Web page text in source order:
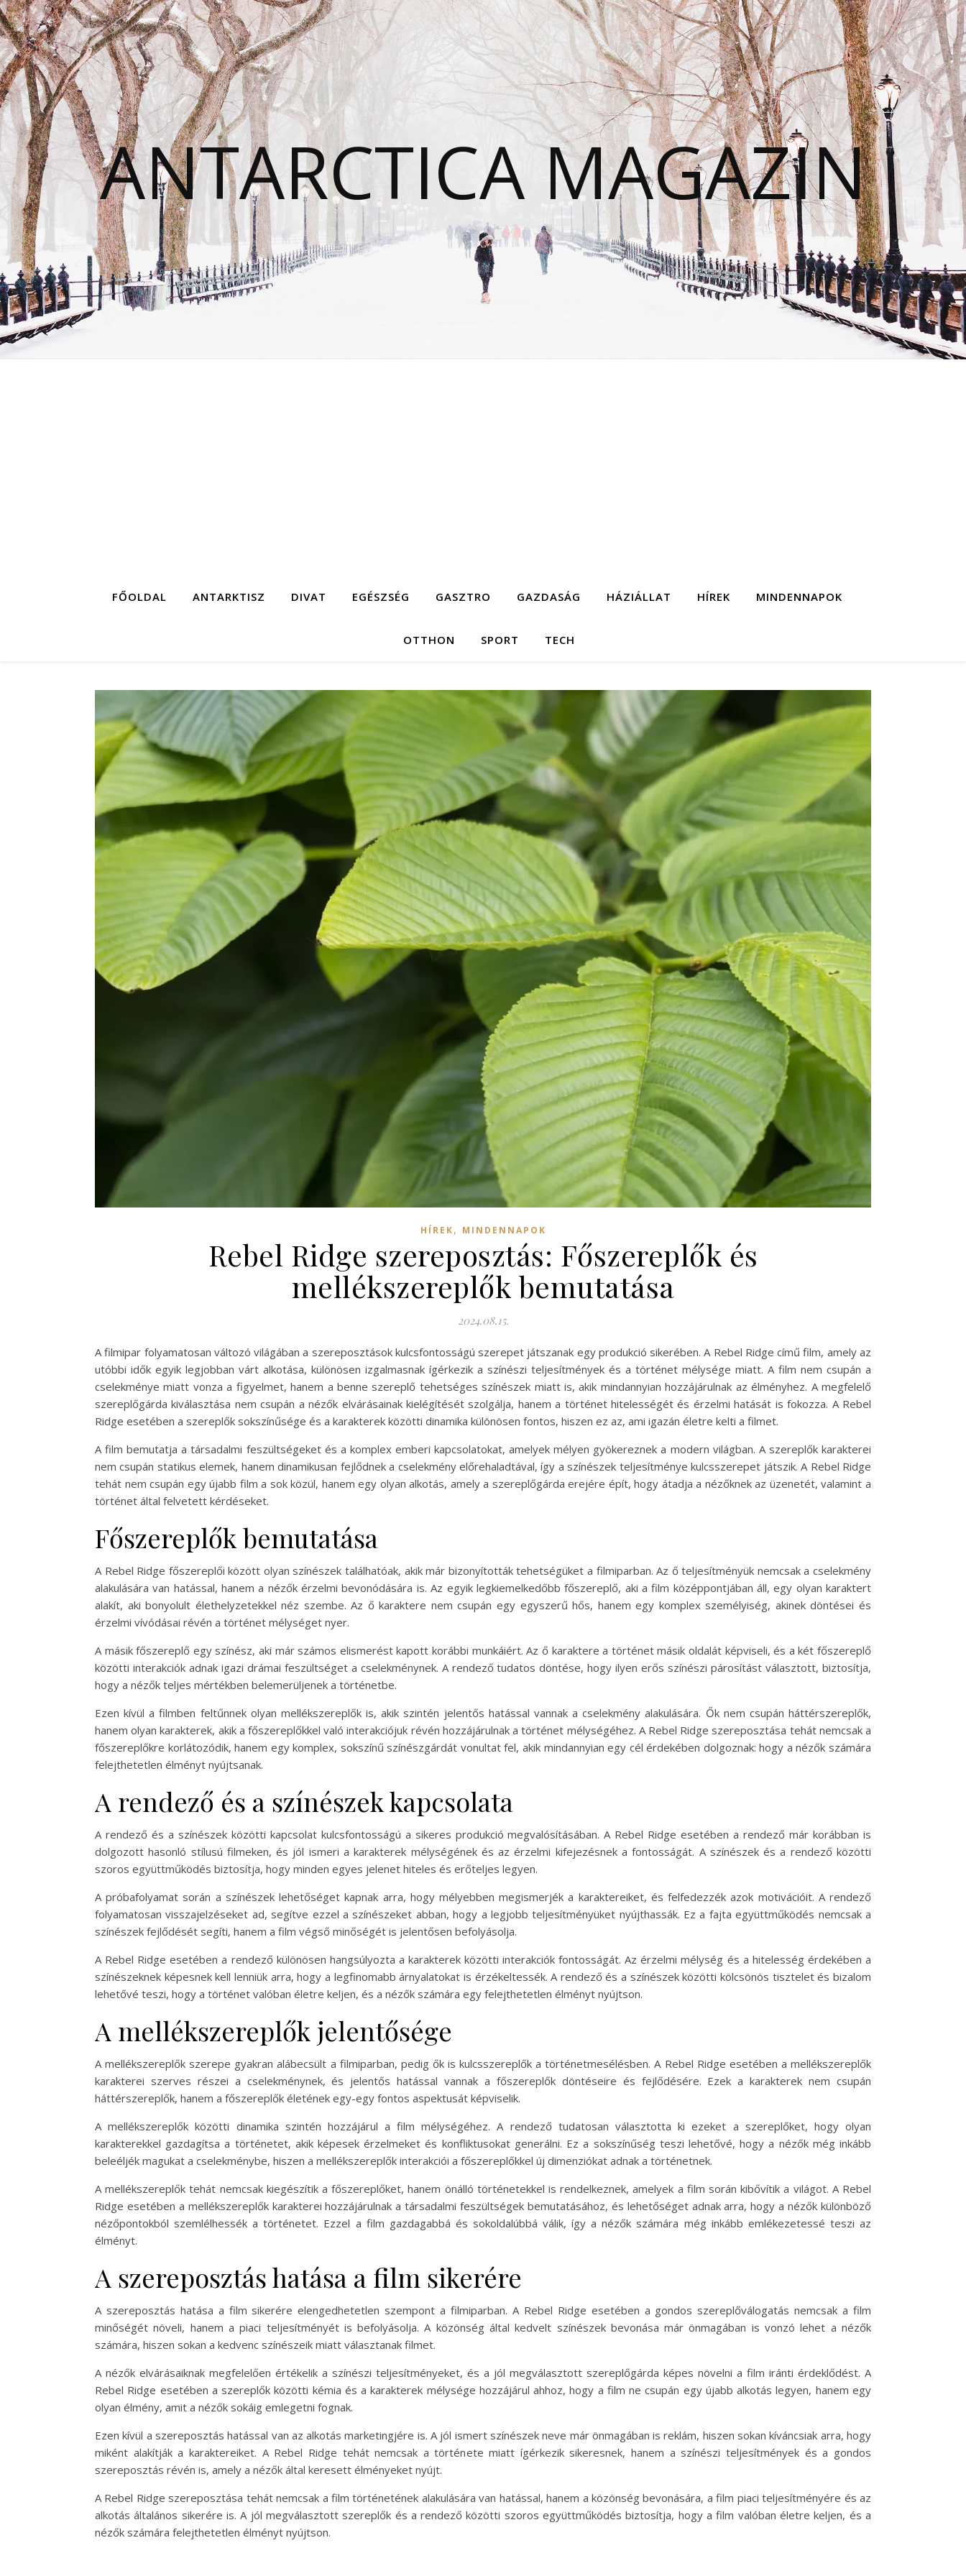
ANTARCTICA MAGAZIN
FŐOLDAL ANTARKTISZ DIVAT EGÉSZSÉG GASZTRO GAZDASÁG HÁZIÁLLAT HÍREK MINDENNAPOK
OTTHON SPORT TECH
HÍREK, MINDENNAPOK
Rebel Ridge szereposztás: Főszereplők és
mellékszereplők bemutatása
2024.08.15.
A filmipar folyamatosan változó világában a szereposztások kulcsfontosságú szerepet játszanak egy produkció sikerében. A Rebel Ridge című film, amely az
utóbbi idők egyik legjobban várt alkotása, különösen izgalmasnak ígérkezik a színészi teljesítmények és a történet mélysége miatt. A film nem csupán a
cselekménye miatt vonza a figyelmet, hanem a benne szereplő tehetséges színészek miatt is, akik mindannyian hozzájárulnak az élményhez. A megfelelő
szereplőgárda kiválasztása nem csupán a nézők elvárásainak kielégítését szolgálja, hanem a történet hitelességét és érzelmi hatását is fokozza. A Rebel
Ridge esetében a szereplők sokszínűsége és a karakterek közötti dinamika különösen fontos, hiszen ez az, ami igazán életre kelti a filmet.
A film bemutatja a társadalmi feszültségeket és a komplex emberi kapcsolatokat, amelyek mélyen gyökereznek a modern világban. A szereplők karakterei
nem csupán statikus elemek, hanem dinamikusan fejlődnek a cselekmény előrehaladtával, így a színészek teljesítménye kulcsszerepet játszik. A Rebel Ridge
tehát nem csupán egy újabb film a sok közül, hanem egy olyan alkotás, amely a szereplőgárda erejére épít, hogy átadja a nézőknek az üzenetét, valamint a
történet által felvetett kérdéseket.
Főszereplők bemutatása
A Rebel Ridge főszereplői között olyan színészek találhatóak, akik már bizonyították tehetségüket a filmiparban. Az ő teljesítményük nemcsak a cselekmény
alakulására van hatással, hanem a nézők érzelmi bevonódására is. Az egyik legkiemelkedőbb főszereplő, aki a film középpontjában áll, egy olyan karaktert
alakít, aki bonyolult élethelyzetekkel néz szembe. Az ő karaktere nem csupán egy egyszerű hős, hanem egy komplex személyiség, akinek döntései és
érzelmi vívódásai révén a történet mélységet nyer.
A másik főszereplő egy színész, aki már számos elismerést kapott korábbi munkáiért. Az ő karaktere a történet másik oldalát képviseli, és a két főszereplő
közötti interakciók adnak igazi drámai feszültséget a cselekménynek. A rendező tudatos döntése, hogy ilyen erős színészi párosítást választott, biztosítja,
hogy a nézők teljes mértékben belemerüljenek a történetbe.
Ezen kívül a filmben feltűnnek olyan mellékszereplők is, akik szintén jelentős hatással vannak a cselekmény alakulására. Ők nem csupán háttérszereplők,
hanem olyan karakterek, akik a főszereplőkkel való interakciójuk révén hozzájárulnak a történet mélységéhez. A Rebel Ridge szereposztása tehát nemcsak a
főszereplőkre korlátozódik, hanem egy komplex, sokszínű színészgárdát vonultat fel, akik mindannyian egy cél érdekében dolgoznak: hogy a nézők számára
felejthetetlen élményt nyújtsanak.
A rendező és a színészek kapcsolata
A rendező és a színészek közötti kapcsolat kulcsfontosságú a sikeres produkció megvalósításában. A Rebel Ridge esetében a rendező már korábban is
dolgozott hasonló stílusú filmeken, és jól ismeri a karakterek mélységének és az érzelmi kifejezésnek a fontosságát. A színészek és a rendező közötti
szoros együttműködés biztosítja, hogy minden egyes jelenet hiteles és erőteljes legyen.
A próbafolyamat során a színészek lehetőséget kapnak arra, hogy mélyebben megismerjék a karaktereiket, és felfedezzék azok motivációit. A rendező
folyamatosan visszajelzéseket ad, segítve ezzel a színészeket abban, hogy a legjobb teljesítményüket nyújthassák. Ez a fajta együttműködés nemcsak a
színészek fejlődését segíti, hanem a film végső minőségét is jelentősen befolyásolja.
A Rebel Ridge esetében a rendező különösen hangsúlyozta a karakterek közötti interakciók fontosságát. Az érzelmi mélység és a hitelesség érdekében a
színészeknek képesnek kell lenniük arra, hogy a legfinomabb árnyalatokat is érzékeltessék. A rendező és a színészek közötti kölcsönös tisztelet és bizalom
lehetővé teszi, hogy a történet valóban életre keljen, és a nézők számára egy felejthetetlen élményt nyújtson.
A mellékszereplők jelentősége
A mellékszereplők szerepe gyakran alábecsült a filmiparban, pedig ők is kulcsszereplők a történetmesélésben. A Rebel Ridge esetében a mellékszereplők
karakterei szerves részei a cselekménynek, és jelentős hatással vannak a főszereplők döntéseire és fejlődésére. Ezek a karakterek nem csupán
háttérszereplők, hanem a főszereplők életének egy-egy fontos aspektusát képviselik.
A mellékszereplők közötti dinamika szintén hozzájárul a film mélységéhez. A rendező tudatosan választotta ki ezeket a szereplőket, hogy olyan
karakterekkel gazdagítsa a történetet, akik képesek érzelmeket és konfliktusokat generálni. Ez a sokszínűség teszi lehetővé, hogy a nézők még inkább
beleéljék magukat a cselekménybe, hiszen a mellékszereplők interakciói a főszereplőkkel új dimenziókat adnak a történetnek.
A mellékszereplők tehát nemcsak kiegészítik a főszereplőket, hanem önálló történetekkel is rendelkeznek, amelyek a film során kibővítik a világot. A Rebel
Ridge esetében a mellékszereplők karakterei hozzájárulnak a társadalmi feszültségek bemutatásához, és lehetőséget adnak arra, hogy a nézők különböző
nézőpontokból szemlélhessék a történetet. Ezzel a film gazdagabbá és sokoldalúbbá válik, így a nézők számára még inkább emlékezetessé teszi az
élményt.
A szereposztás hatása a film sikerére
A szereposztás hatása a film sikerére elengedhetetlen szempont a filmiparban. A Rebel Ridge esetében a gondos szereplőválogatás nemcsak a film
minőségét növeli, hanem a piaci teljesítményét is befolyásolja. A közönség által kedvelt színészek bevonása már önmagában is vonzó lehet a nézők
számára, hiszen sokan a kedvenc színészeik miatt választanak filmet.
A nézők elvárásaiknak megfelelően értékelik a színészi teljesítményeket, és a jól megválasztott szereplőgárda képes növelni a film iránti érdeklődést. A
Rebel Ridge esetében a szereplők közötti kémia és a karakterek mélysége hozzájárul ahhoz, hogy a film ne csupán egy újabb alkotás legyen, hanem egy
olyan élmény, amit a nézők sokáig emlegetni fognak.
Ezen kívül a szereposztás hatással van az alkotás marketingjére is. A jól ismert színészek neve már önmagában is reklám, hiszen sokan kíváncsiak arra, hogy
miként alakítják a karaktereiket. A Rebel Ridge tehát nemcsak a története miatt ígérkezik sikeresnek, hanem a színészi teljesítmények és a gondos
szereposztás révén is, amely a nézők által keresett élményeket nyújt.
A Rebel Ridge szereposztása tehát nemcsak a film történetének alakulására van hatással, hanem a közönség bevonására, a film piaci teljesítményére és az
alkotás általános sikerére is. A jól megválasztott szereplők és a rendező közötti szoros együttműködés biztosítja, hogy a film valóban életre keljen, és a
nézők számára felejthetetlen élményt nyújtson.